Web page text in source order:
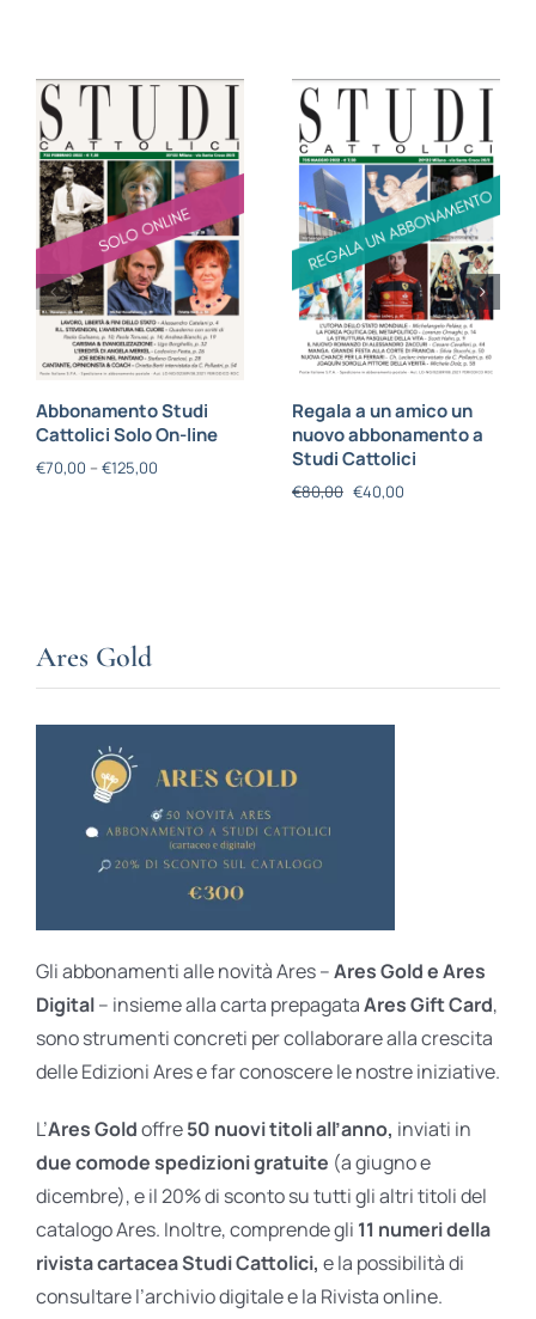
Abbonamento Studi
Cattolici Solo On-line
€70,00 – €125,00
Regala a un amico un
nuovo abbonamento a
Studi Cattolici
€80,00 €40,00
Ares Gold
Gli abbonamenti alle novità Ares –Ares Gold e Ares
Digital– insieme alla carta prepagataAres Gift Card,
sono strumenti concreti per collaborare alla crescita
delle Edizioni Ares e far conoscere le nostre iniziative.
L’Ares Goldoffre50 nuovi titoli all’anno, inviati in
due comode spedizioni gratuite (a giugno e
dicembre), e il 20% di sconto su tutti gli altri titoli del
catalogo Ares. Inoltre, comprende gli 11 numeri della
rivista cartacea Studi Cattolici, e la possibilità di
consultare l’archivio digitale e la Rivista online.